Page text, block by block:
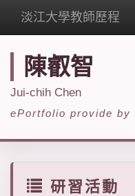
淡江大學教師歷程
陳叡智
Jui-chih Chen
ePortfolio provide by
研習活動